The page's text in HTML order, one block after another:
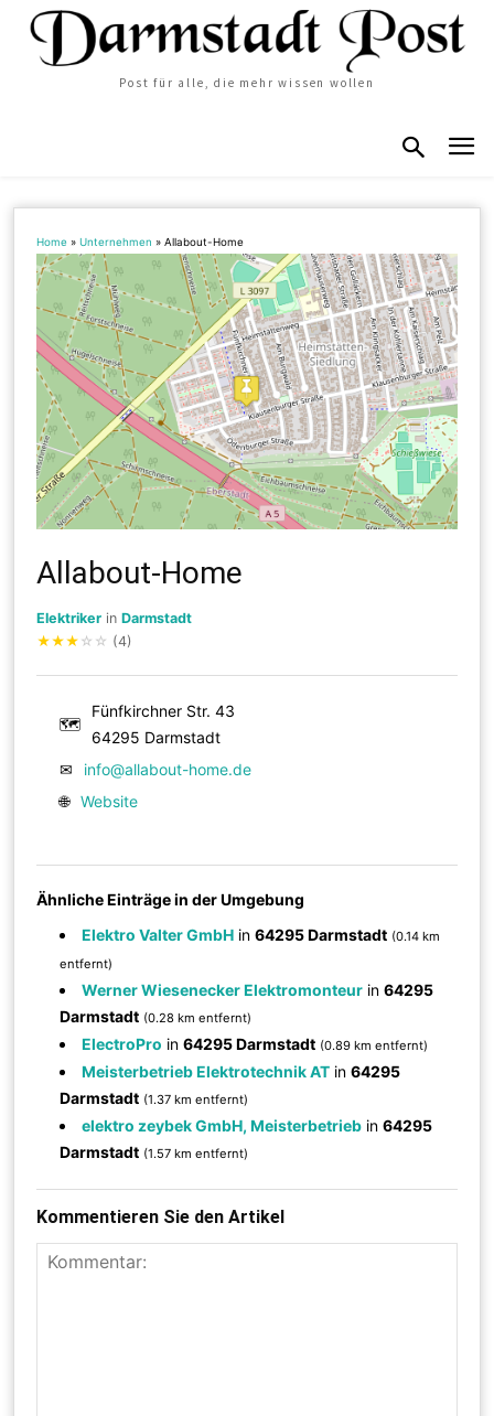
Post für alle, die mehr wissen wollen
Home »Unternehmen »Allabout-Home
Allabout-Home
Elektriker inDarmstadt
★★★ ☆ ☆ (4)
🗺
Fünfkirchner Str. 43
64295 Darmstadt
✉
info@allabout-home.de
🌐 Website
Ähnliche Einträge in der Umgebung
Elektro Valter GmbH in64295 Darmstadt (0.14 km
entfernt)
Werner Wiesenecker Elektromonteur in64295
Darmstadt (0.28 km entfernt)
ElectroPro in64295 Darmstadt (0.89 km entfernt)
Meisterbetrieb Elektrotechnik AT in64295
Darmstadt (1.37 km entfernt)
elektro zeybek GmbH, Meisterbetrieb in64295
Darmstadt (1.57 km entfernt)
Kommentieren Sie den Artikel